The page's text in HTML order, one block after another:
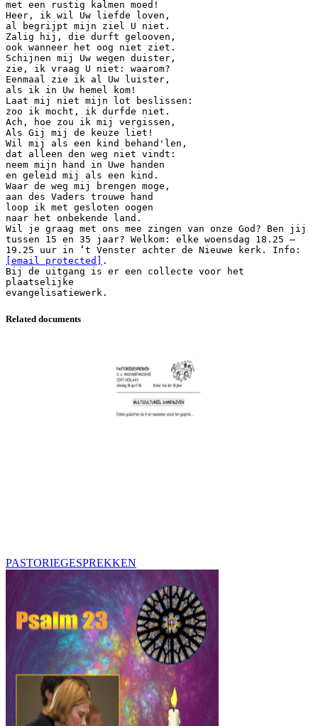
met een rustig kalmen moed!
Heer, ik wil Uw liefde loven,
al begrijpt mijn ziel U niet.
Zalig hij, die durft gelooven,
ook wanneer het oog niet ziet.
Schijnen mij Uw wegen duister,
zie, ik vraag U niet: waarom?
Eenmaal zie ik al Uw luister,
als ik in Uw hemel kom!
Laat mij niet mijn lot beslissen:
zoo ik mocht, ik durfde niet.
Ach, hoe zou ik mij vergissen,
Als Gij mij de keuze liet!
Wil mij als een kind behand'len,
dat alleen den weg niet vindt:
neem mijn hand in Uwe handen
en geleid mij als een kind.
Waar de weg mij brengen moge,
aan des Vaders trouwe hand
loop ik met gesloten oogen
naar het onbekende land.
Wil je graag met ons mee zingen van onze God? Ben jij
tussen 15 en 35 jaar? Welkom: elke woensdag 18.25 –
[email protected]
.
Bij de uitgang is er een collecte voor het
plaatselijke
Related documents
PASTORIEGESPREKKEN